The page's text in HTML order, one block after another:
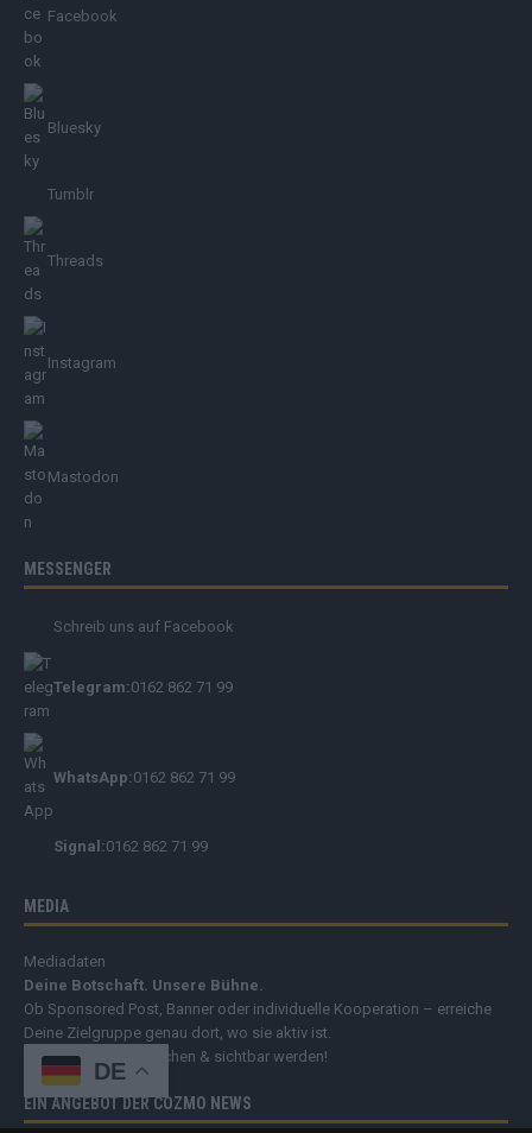
Facebook
Bluesky
Tumblr
Threads
Instagram
Mastodon
MESSENGER
Schreib uns auf Facebook
Telegram:0162 862 71 99
WhatsApp:0162 862 71 99
Signal:0162 862 71 99
MEDIA
Mediadaten
Deine Botschaft. Unsere Bühne.
Ob Sponsored Post, Banner oder individuelle Kooperation – erreiche
Deine Zielgruppe genau dort, wo sie aktiv ist.
Jetzt Werbung buchen & sichtbar werden!
EIN ANGEBOT DER COZMO NEWS
DE